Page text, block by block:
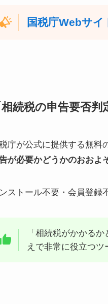
国税庁Webサイ
相続税の申告要否
庁が公式に提供する無料
が必要かどうかのおおよ
ストール不要・会員登録
「相続税がかかる
えで非常に役立つツ